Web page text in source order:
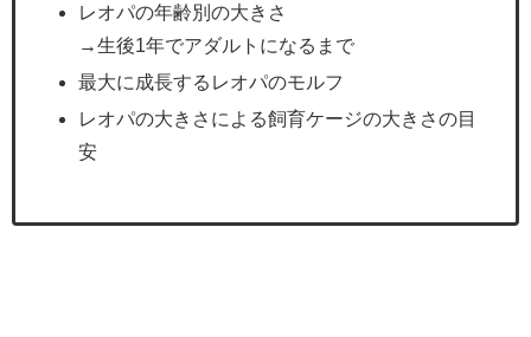
レオパの年齢別の大きさ
→生後1年でアダルトになるまで
最大に成長するレオパのモルフ
レオパの大きさによる飼育ケージの大きさの目
安